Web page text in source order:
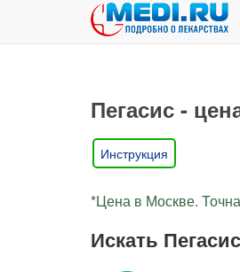
Пегасис -
Инструкция
*Цена в Москве.
Искать